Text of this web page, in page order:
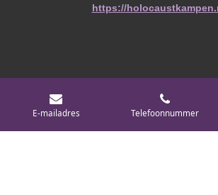
https://
© 2019 - 2026 Behoudvanoud
Powered byJouwWeb
E-mailadres Telefoonnummer